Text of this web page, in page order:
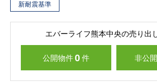
新耐震基準
エバーライフ熊本中央の売り出
公開物件0 件 非公